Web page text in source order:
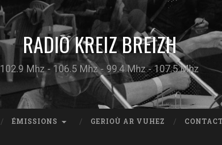
RADIO KREIZ BREIZH
102.9 Mhz - 106.5 Mhz - 99.4 Mhz - 107.5 Mhz
ÉMISSIONS GERIOÙ AR VUHEZ